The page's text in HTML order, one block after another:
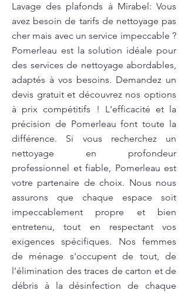
Lavage des plafonds à Mirabel: Vous
avez besoin de tarifs de nettoyage pas
cher mais avec un service impeccable ?
Pomerleau est la solution idéale pour
des services de nettoyage abordables,
adaptés à vos besoins. Demandez un
devis gratuit et découvrez nos options
à prix compétitifs ! L'efficacité et la
précision de Pomerleau font toute la
différence. Si vous recherchez un
nettoyage en profondeur
professionnel et fiable, Pomerleau est
votre partenaire de choix. Nous nous
assurons que chaque espace soit
impeccablement propre et bien
entretenu, tout en respectant vos
exigences spécifiques. Nos femmes
de ménage s'occupent de tout, de
l’élimination des traces de carton et de
débris à la désinfection de chaque